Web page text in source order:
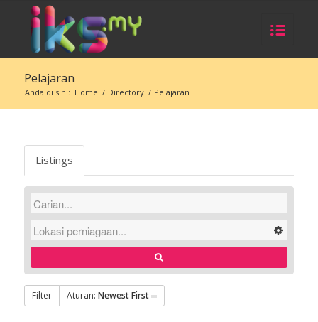
Pelajaran
Anda di sini: Home / Directory / Pelajaran
Listings
Filter Aturan: Newest First